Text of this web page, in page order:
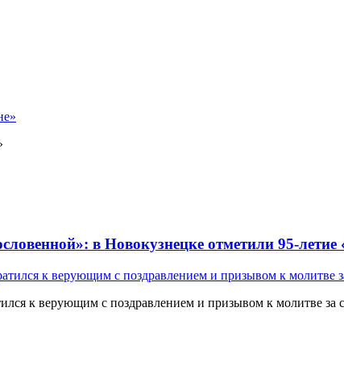
в Новокузнецке отметили 95-
к верующим с поздравлением и призывом к молитве за